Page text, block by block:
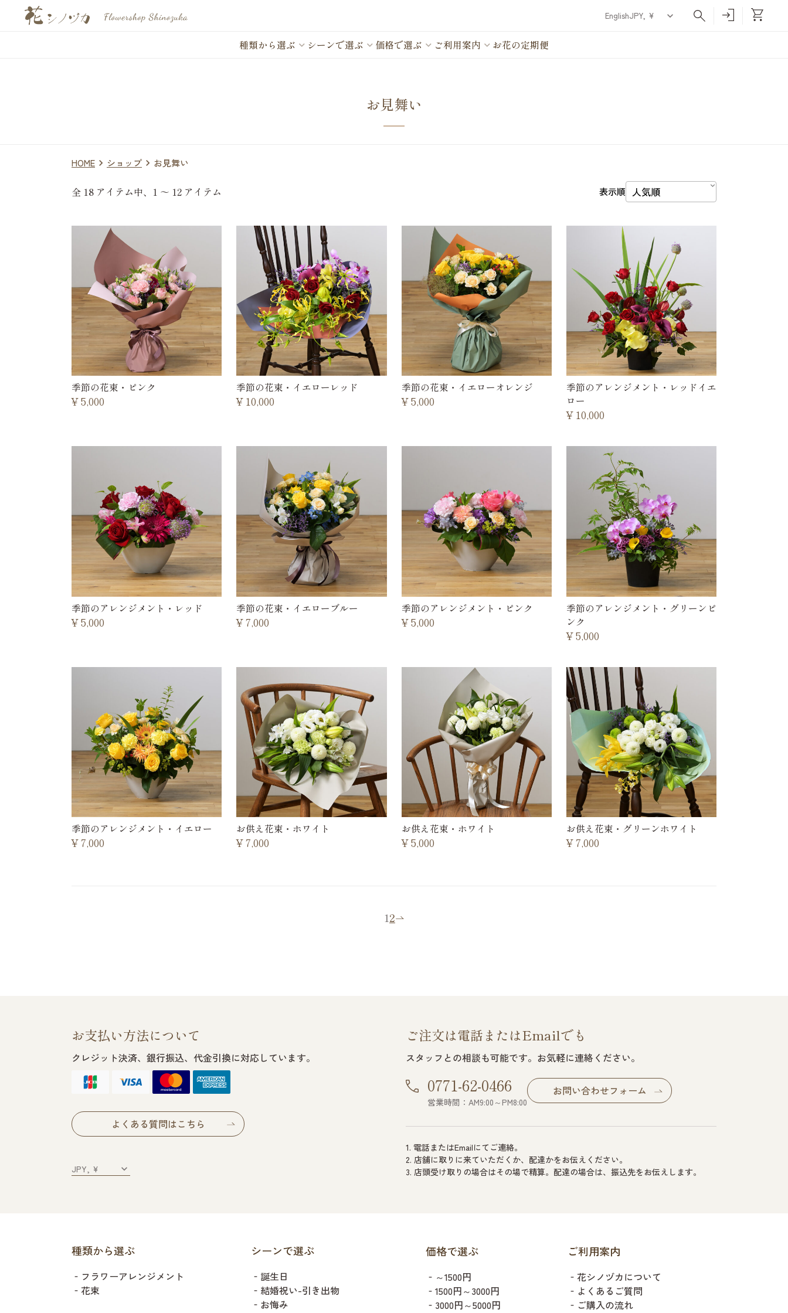
English
種類から選ぶ シーンで選ぶ 価格で選ぶ ご利用案内 お花の定期便
お見舞い
HOME ショップ お見舞い
全 18 アイテム中、1 ～ 12 アイテム
季節の花束・ピンク
¥5,000
季節の花束・イエローレッド
¥10,000
季節の花束・イエローオレンジ
¥5,000
季節のアレンジメント・レッドイエ
ロー
¥10,000
季節のアレンジメント・レッド
¥5,000
季節の花束・イエローブルー
¥7,000
季節のアレンジメント・ピンク
¥5,000
季節のアレンジメント・グリーンピ
ンク
¥5,000
季節のアレンジメント・イエロー
¥7,000
お供え花束・ホワイト
¥7,000
お供え花束・ホワイト
¥5,000
お供え花束・グリーンホワイト
¥7,000
12
お支払い方法について
クレジット決済、銀行振込、代金引換に対応しています。
よくある質問はこちら
ご注文は電話またはEmailでも
スタッフとの相談も可能です。お気軽に連絡ください。
0771-62-0466
営業時間：AM9:00～PM8:00
お問い合わせフォーム
1. 電話またはEmailにてご連絡。
2. 店舗に取りに来ていただくか、配達かをお伝えください。
3. 店頭受け取りの場合はその場で精算。配達の場合は、振込先をお伝えします。
種類から選ぶ
‐フラワーアレンジメント
‐花束
シーンで選ぶ
‐誕生日
‐結婚祝い-引き出物
‐お悔み
価格で選ぶ
‐～1500円
‐1500円～3000円
‐3000円～5000円
ご利用案内
‐花シノヅカについて
‐よくあるご質問
‐ご購入の流れ